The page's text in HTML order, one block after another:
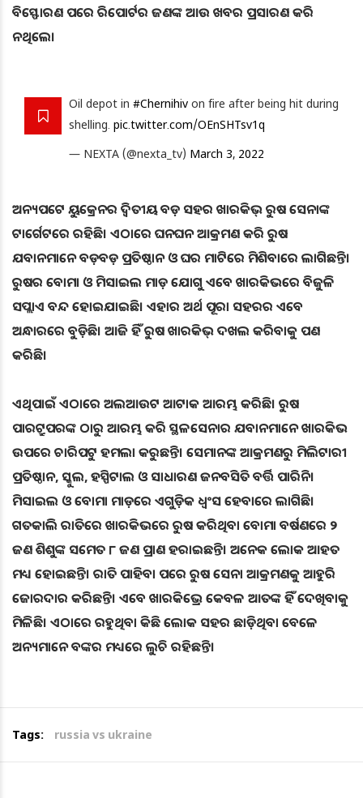
ବିସ୍ଫୋରଣ ପରେ ରିପୋର୍ଟର ଜଣଙ୍କ ଆଉ ଖବର ପ୍ରସାରଣ କରି
ନଥିଲେ।
Oil depot in #Chernihiv on fire after being hit during
shelling. pic.twitter.com/OEnSHTsv1q
— NEXTA (@nexta_tv) March 3, 2022
ଅନ୍ୟପଟେ ୟୁକ୍ରେନର ଦ୍ୱିତୀୟ ବଡ଼ ସହର ଖାରକିଭ୍ ରୁଷ ସେନାଙ୍କ
ଟାର୍ଗେଟରେ ରହିଛି। ଏଠାରେ ଘନଘନ ଆକ୍ରମଣ କରି ରୁଷ
ଯବାନମାନେ ବଡ଼ବଡ଼ ପ୍ରତିଷ୍ଠାନ ଓ ଘର ମାଟିରେ ମିଶିବାରେ ଲାଗିଛନ୍ତି।
ରୁଷର ବୋମା ଓ ମିସାଇଲ ମାଡ଼ ଯୋଗୁ ଏବେ ଖାରକିଭରେ ବିଜୁଳି
ସପ୍ଲାଏ ବନ୍ଦ ହୋଇଯାଇଛି। ଏହାର ଅର୍ଥ ପୂରା ସହରର ଏବେ
ଅନ୍ଧାରରେ ବୁଡ଼ିଛି। ଆଜି ହିଁ ରୁଷ ଖାରକିଭ୍ ଦଖଲ କରିବାକୁ ପଣ
କରିଛି।
ଏଥିପାଇଁ ଏଠାରେ ଅଲଆଉଟ ଆଟାକ ଆରମ୍ଭ କରିଛି। ରୁଷ
ପାରଟ୍ରୁପରଙ୍କ ଠାରୁ ଆରମ୍ଭ କରି ସ୍ଥଳସେନାର ଯବାନମାନେ ଖାରକିଭ
ଉପରେ ଚାରିପଟୁ ହମଲା କରୁଛନ୍ତି। ସେମାନଙ୍କ ଆକ୍ରମଣରୁ ମିଲିଟାରୀ
ପ୍ରତିଷ୍ଠାନ, ସ୍କୁଲ, ହସ୍ପିଟାଲ ଓ ସାଧାରଣ ଜନବସିତି ବର୍ତ୍ତି ପାରିନି।
ମିସାଇଲ ଓ ବୋମା ମାଡ଼ରେ ଏଗୁଡ଼ିକ ଧ୍ୱଂସ ହେବାରେ ଲାଗିଛି।
ଗତକାଲି ରାତିରେ ଖାରକିଭରେ ରୁଷ କରିଥିବା ବୋମା ବର୍ଷଣରେ ୨
ଜଣ ଶିଶୁଙ୍କ ସମେତ ୮ ଜଣ ପ୍ରାଣ ହରାଇଛନ୍ତି। ଅନେକ ଲୋକ ଆହତ
ମଧ୍ୟ ହୋଇଛନ୍ତି। ରାତି ପାହିବା ପରେ ରୁଷ ସେନା ଆକ୍ରମଣକୁ ଆହୁରି
ଜୋରଦାର କରିଛନ୍ତି। ଏବେ ଖାରକିଭ୍ରେ କେବଳ ଆତଙ୍କ ହିଁ ଦେଖିବାକୁ
ମିଳିଛି। ଏଠାରେ ରହୁଥିବା କିଛି ଲୋକ ସହର ଛାଡ଼ିଥିବା ବେଳେ
ଅନ୍ୟମାନେ ବଙ୍କର ମଧ୍ୟରେ ଲୁଚି ରହିଛନ୍ତି।
Tags: russia vs ukraine